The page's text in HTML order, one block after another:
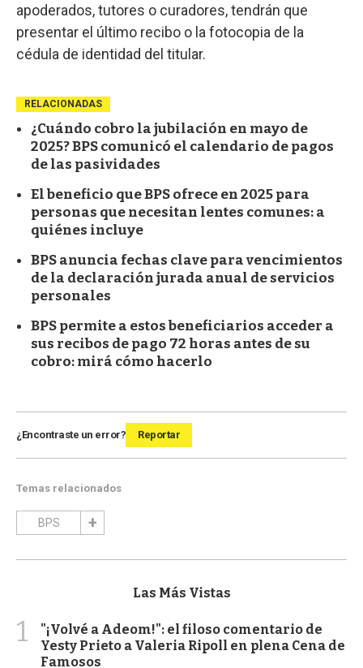
apoderados, tutores o curadores, tendrán que
presentar el último recibo o la fotocopia de la
cédula de identidad del titular.
RELACIONADAS
¿Cuándo cobro la jubilación en mayo de
2025? BPS comunicó el calendario de pagos
de las pasividades
El beneficio que BPS ofrece en 2025 para
personas que necesitan lentes comunes: a
quiénes incluye
BPS anuncia fechas clave para vencimientos
de la declaración jurada anual de servicios
personales
BPS permite a estos beneficiarios acceder a
sus recibos de pago 72 horas antes de su
cobro: mirá cómo hacerlo
¿Encontraste un error? Reportar
Temas relacionados
BPS
Las Más Vistas
1
"¡Volvé a Adeom!": el filoso comentario de
Yesty Prieto a Valeria Ripoll en plena Cena de
Famosos